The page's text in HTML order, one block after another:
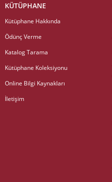
KÜTÜPHANE
Kütüphane Hakkında
Ödünç Verme
Katalog Tarama
Kütüphane Koleksiyonu
Online Bilgi Kaynakları
İletişim